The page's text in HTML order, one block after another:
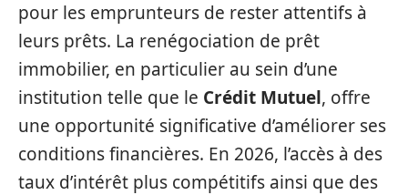
pour les emprunteurs de rester attentifs à
leurs prêts. La renégociation de prêt
immobilier, en particulier au sein d’une
institution telle que le Crédit Mutuel, offre
une opportunité significative d’améliorer ses
conditions financières. En 2026, l’accès à des
taux d’intérêt plus compétitifs ainsi que des